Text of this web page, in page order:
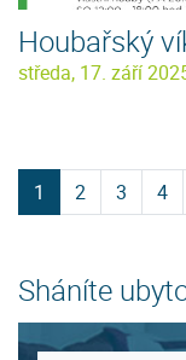
Houbařský
středa, 17. září
1 2 3 4
Sháníte